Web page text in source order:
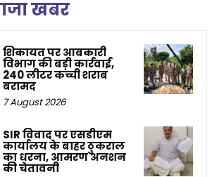
खबर
शिकायत पर आबकारी
विभाग की बड़ी कार्रवाई,
240 लीटर कच्ची शराब
बरामद
7 August 2026
SIR विवाद पर एसडीएम
कार्यालय के बाहर ठुकराल
का धरना, आमरण अनशन
की चेतावनी